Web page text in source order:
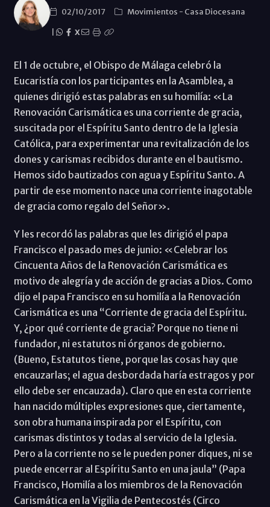
02/10/2017 Movimientos - Casa Diocesana
X
El 1 de octubre, el Obispo de Málaga celebró la
Eucaristía con los participantes en la Asamblea, a
quienes dirigió estas palabras en su homilía: «La
Renovación Carismática es una corriente de gracia,
suscitada por el Espíritu Santo dentro de la Iglesia
Católica, para experimentar una revitalización de los
dones y carismas recibidos durante en el bautismo.
Hemos sido bautizados con agua y Espíritu Santo. A
partir de ese momento nace una corriente inagotable
de gracia como regalo del Señor».
Y les recordó las palabras que les dirigió el papa
Francisco el pasado mes de junio: «Celebrar los
Cincuenta Años de la Renovación Carismática es
motivo de alegría y de acción de gracias a Dios. Como
dijo el papa Francisco en su homilía a la Renovación
Carismática es una “Corriente de gracia del Espíritu.
Y, ¿por qué ‎corriente de gracia? Porque no tiene ni
fundador, ni estatutos ni órganos de ‎gobierno.
(Bueno, Estatutos tiene, porque las cosas hay que
encauzarlas; el agua desbordada haría estragos y por
ello debe ser encauzada). Claro que en esta corriente
han nacido múltiples expresiones que, ciertamente,
‎son obra humana inspirada por el Espíritu, con
carismas distintos y todas al ‎servicio de la Iglesia.
Pero a la corriente no se le pueden poner diques, ni se
puede encerrar al ‎Espíritu Santo en una jaula” (Papa
Francisco, Homilía a los miembros de la Renovación
Carismática en la Vigilia de Pentecostés (Circo